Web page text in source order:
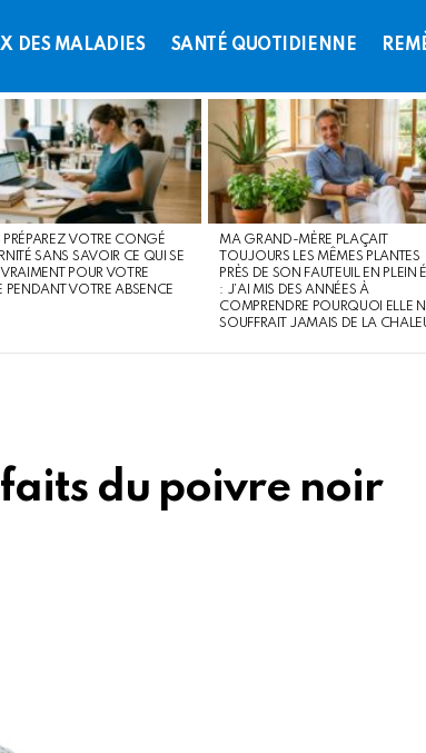
DES MALADIES SANTÉ QUOTIDIENNE
PRÉPAREZ VOTRE CONGÉ
SANS SAVOIR CE QUI SE
POUR VOTRE
PENDANT VOTRE ABSENCE
MA GRAND-MÈRE PLAÇAIT
TOUJOURS LES MÊMES PLANTES
PRÈS DE SON FAUTEUIL EN PLEIN
: J’AI MIS DES ANNÉES À
COMPRENDRE POURQUOI ELLE
SOUFFRAIT JAMAIS DE LA
du poivre noir